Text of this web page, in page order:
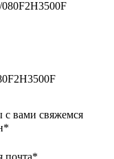
с вами свяжемся
почта*